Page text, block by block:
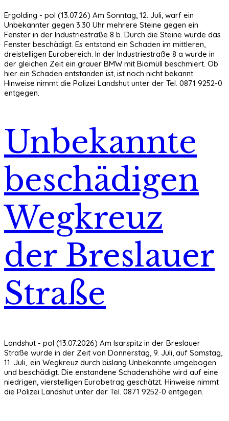
Ergolding - pol (13.07.26) Am Sonntag, 12. Juli, warf ein
Unbekannter gegen 3.30 Uhr mehrere Steine gegen ein
Fenster in der Industriestraße 8 b. Durch die Steine wurde das
Fenster beschädigt. Es entstand ein Schaden im mittleren,
dreistelligen Eurobereich. In der Industriestraße 8 a wurde in
der gleichen Zeit ein grauer BMW mit Biomüll beschmiert. Ob
hier ein Schaden entstanden ist, ist noch nicht bekannt.
Hinweise nimmt die Polizei Landshut unter der Tel. 0871 9252-0
entgegen.
Unbekannte
beschädigen
Wegkreuz
der Breslauer
Straße
Landshut - pol (13.07.2026) Am Isarspitz in der Breslauer
Straße wurde in der Zeit von Donnerstag, 9. Juli, auf Samstag,
11. Juli,. ein Wegkreuz durch bislang Unbekannte umgebogen
und beschädigt. Die enstandene Schadenshöhe wird auf eine
niedrigen, vierstelligen Eurobetrag geschätzt. Hinweise nimmt
die Polizei Landshut unter der Tel. 0871 9252-0 entgegen.